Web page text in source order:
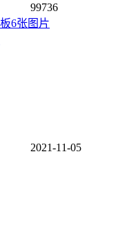
99736
6张图片
2021-11-05